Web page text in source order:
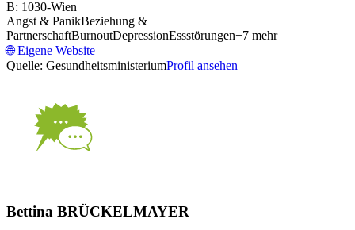
B: 1030-Wien
Angst & PanikBeziehung &
PartnerschaftBurnoutDepressionEssstörungen+7 mehr
🌐Eigene Website
Quelle: GesundheitsministeriumProfil ansehen
Bettina BRÜCKELMAYER